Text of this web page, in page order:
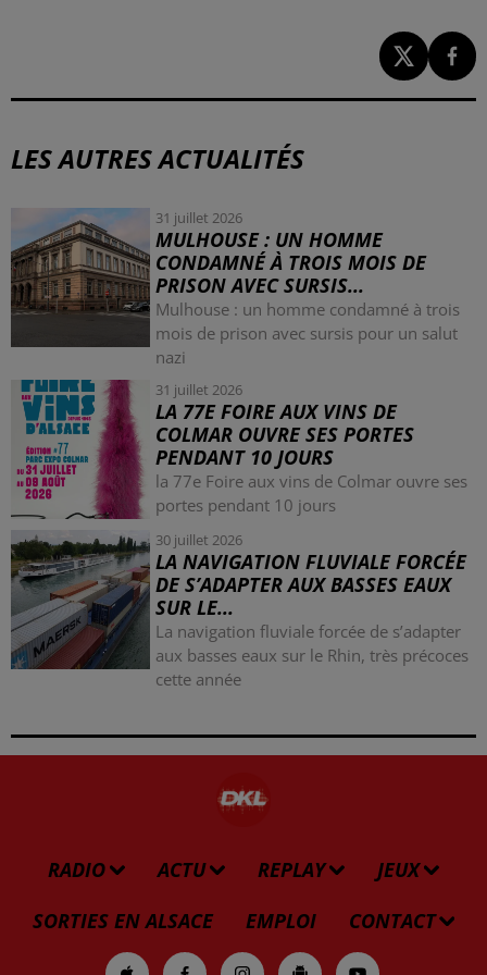
LES AUTRES ACTUALITÉS
31 juillet 2026
MULHOUSE : UN HOMME
CONDAMNÉ À TROIS MOIS DE
PRISON AVEC SURSIS...
Mulhouse : un homme condamné à trois
mois de prison avec sursis pour un salut
nazi
31 juillet 2026
LA 77E FOIRE AUX VINS DE
COLMAR OUVRE SES PORTES
PENDANT 10 JOURS
la 77e Foire aux vins de Colmar ouvre ses
portes pendant 10 jours
30 juillet 2026
LA NAVIGATION FLUVIALE FORCÉE
DE S’ADAPTER AUX BASSES EAUX
SUR LE...
La navigation fluviale forcée de s’adapter
aux basses eaux sur le Rhin, très précoces
cette année
RADIO ACTU REPLAY
JEUX
SORTIES EN ALSACE
EMPLOI CONTACT